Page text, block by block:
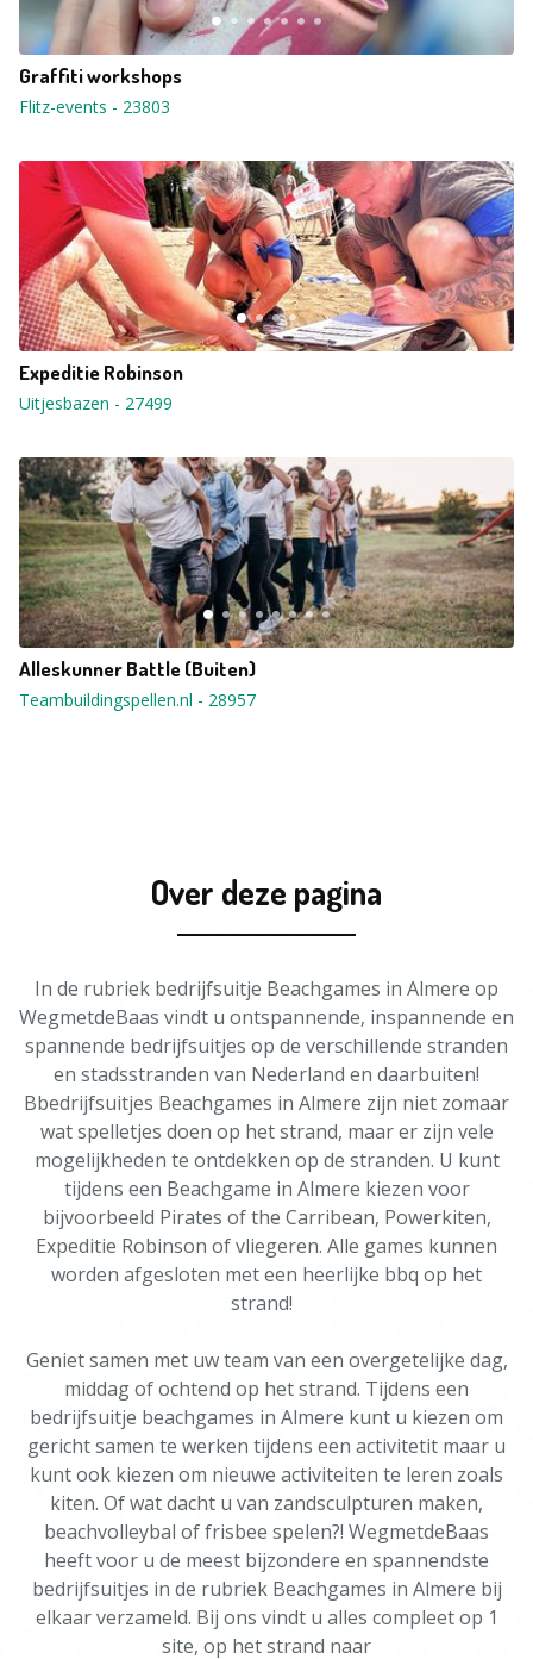
Graffiti workshops
Flitz-events - 23803
Expeditie Robinson
Uitjesbazen - 27499
Alleskunner Battle (Buiten)
Teambuildingspellen.nl - 28957
Over deze pagina
In de rubriek bedrijfsuitje Beachgames in Almere op
WegmetdeBaas vindt u ontspannende, inspannende en
spannende bedrijfsuitjes op de verschillende stranden
en stadsstranden van Nederland en daarbuiten!
Bbedrijfsuitjes Beachgames in Almere zijn niet zomaar
wat spelletjes doen op het strand, maar er zijn vele
mogelijkheden te ontdekken op de stranden. U kunt
tijdens een Beachgame in Almere kiezen voor
bijvoorbeeld Pirates of the Carribean, Powerkiten,
Expeditie Robinson of vliegeren. Alle games kunnen
worden afgesloten met een heerlijke bbq op het
strand!
Geniet samen met uw team van een overgetelijke dag,
middag of ochtend op het strand. Tijdens een
bedrijfsuitje beachgames in Almere kunt u kiezen om
gericht samen te werken tijdens een activitetit maar u
kunt ook kiezen om nieuwe activiteiten te leren zoals
kiten. Of wat dacht u van zandsculpturen maken,
beachvolleybal of frisbee spelen?! WegmetdeBaas
heeft voor u de meest bijzondere en spannendste
bedrijfsuitjes in de rubriek Beachgames in Almere bij
elkaar verzameld. Bij ons vindt u alles compleet op 1
site, op het strand naar